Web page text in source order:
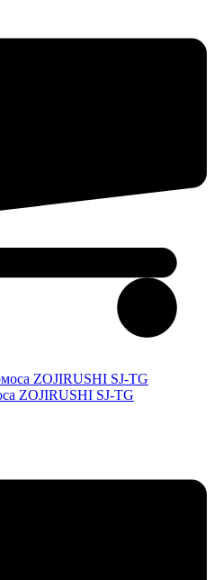
ZOJIRUSHI SJ-TG